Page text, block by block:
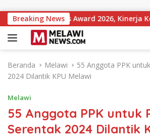
Breaking NewsAward 2026, Kinerja
Beranda Melawi
55 Anggota PPK
2024 Dilantik KPU Melawi
Melawi
55 Anggota PPK untuk
Serentak 2024 Dilantik